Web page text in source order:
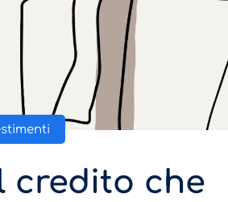
credito che